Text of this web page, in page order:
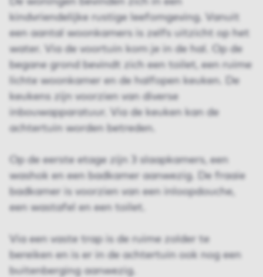
kindvriendelijke rustige leefomgeving. Vanuit
een aantal woonkamers is zelfs uitzicht op het
water. Via de voortuin kom je in de hal. Op de
begane grond bevindt zich een toilet, een ruime
lichte woonkamer en de halfopen keuken. De
keukens zijn voorzien van diverse
inbouwapparatuur. Via de keuken kan de
achtertuin worden betreden.
Op de eerste etage zijn 3 slaapkamers, een
washok en een badkamer aanwezig. De fraaie
badkamer is voorzien van een inloopdouche,
een wastafel en een toilet.
Via een vaste trap is de ruime zolder te
bereiken en is er in de achtertuin ook nog een
buitenberging aanwezig.